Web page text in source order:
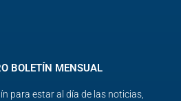
BOLETÍN MENSUAL
para estar al día de las noticias,